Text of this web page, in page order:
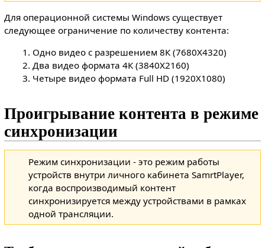
Для операционной системы Windows существует
следующее ограничение по количеству контента:
Одно видео с разрешением 8К (7680Х4320)
Два видео формата 4К (3840X2160)
Четыре видео формата Full HD (1920X1080)
Проигрывание контента в режиме
синхронизации
Режим синхронизации - это режим работы
устройств внутри личного кабинета SamrtPlayer,
когда воспроизводимый контент
синхронизируется между устройствами в рамках
одной трансляции.